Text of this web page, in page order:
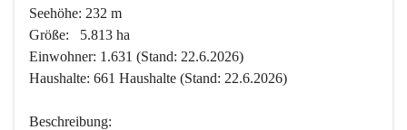
Seehöhe: 232 m
Größe:   5.813 ha
Einwohner: 1.631 (Stand: 22.6.2026)
Haushalte: 661 Haushalte (Stand: 22.6.2026)
Beschreibung: